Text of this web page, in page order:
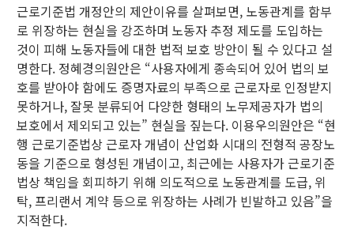
근로기준법 개정안의 제안이유를 살펴보면, 노동관계를 함부
로 위장하는 현실을 강조하며 노동자 추정 제도를 도입하는
것이 피해 노동자들에 대한 법적 보호 방안이 될 수 있다고 설
명한다. 정혜경의원안은 “사용자에게 종속되어 있어 법의 보
호를 받아야 함에도 증명자료의 부족으로 근로자로 인정받지
못하거나, 잘못 분류되어 다양한 형태의 노무제공자가 법의
보호에서 제외되고 있는” 현실을 짚는다. 이용우의원안은 “현
행 근로기준법상 근로자 개념이 산업화 시대의 전형적 공장노
동을 기준으로 형성된 개념이고, 최근에는 사용자가 근로기준
법상 책임을 회피하기 위해 의도적으로 노동관계를 도급, 위
탁, 프리랜서 계약 등으로 위장하는 사례가 빈발하고 있음”을
지적한다.